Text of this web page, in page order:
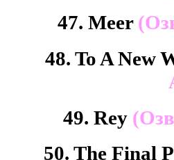
47. Meer
48. To A New
49. Rey
50. The Final